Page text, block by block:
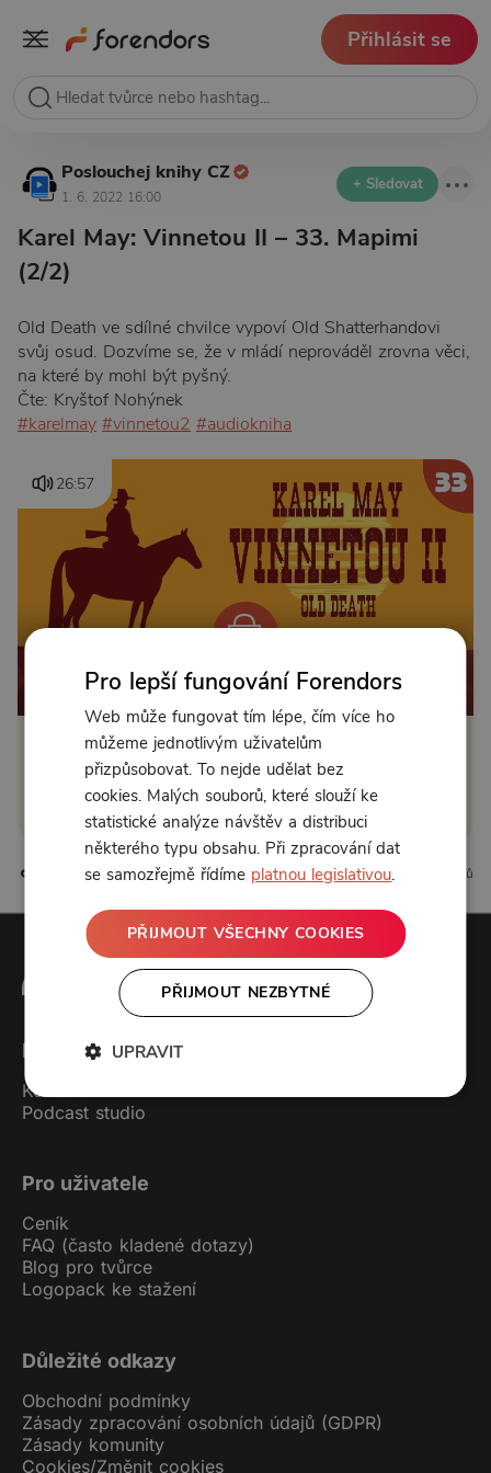
Přihlásit se
Poslouchej knihy CZ
1. 6. 2022 16:00
+ Sledovat
Karel May: Vinnetou II – 33. Mapimi
(2/2)
Old Death ve sdílné chvilce vypoví Old Shatterhandovi
svůj osud. Dozvíme se, že v mládí neprováděl zrovna věci,
na které by mohl být pyšný.
Čte: Kryštof Nohýnek
#karelmay #vinnetou2 #audiokniha
26:57
Od 89 Kč měsíčně nebo 39 Kč jednorázově
Zřídit předplatné
Koupit příspěvek
5 líbí 1 komentářů
Forendors
Kontakt
Podcast studio
Pro uživatele
Ceník
FAQ (často kladené dotazy)
Blog pro tvůrce
Logopack ke stažení
Důležité odkazy
Obchodní podmínky
Zásady zpracování osobních údajů (GDPR)
Zásady komunity
Cookies/Změnit cookies
Pro lepší fungování Forendors
Web může fungovat tím lépe, čím více ho
můžeme jednotlivým uživatelům
přizpůsobovat. To nejde udělat bez
cookies. Malých souborů, které slouží ke
statistické analýze návštěv a distribuci
některého typu obsahu. Při zpracování dat
se samozřejmě řídíme platnou legislativou.
PŘIJMOUT VŠECHNY COOKIES
PŘIJMOUT NEZBYTNÉ
UPRAVIT